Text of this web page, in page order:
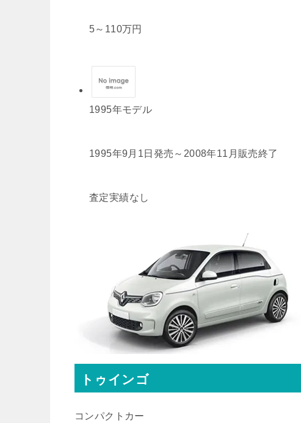
5～ 110万円
1995年モデル
1995年9月1日発売～2008年11月販売終了
査定実績なし
トゥインゴ
コンパクトカー